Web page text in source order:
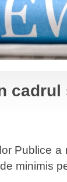
Publice a
minimis